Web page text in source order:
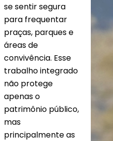
se sentir segura
para frequentar
praças, parques e
áreas de
convivência. Esse
trabalho integrado
não protege
apenas o
patrimônio público,
mas
principalmente as